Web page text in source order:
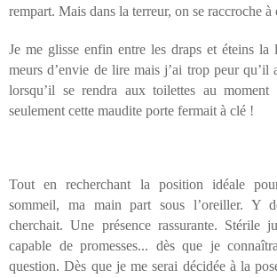
rempart. Mais dans la terreur, on se raccroche à
Je me glisse enfin entre les draps et éteins la
meurs d’envie de lire mais j’ai trop peur qu’il
lorsqu’il se rendra aux toilettes au
seulement cette maudite porte fermait à clé !
Tout en recherchant la position idéale
sommeil, ma main part sous l’oreiller. Y
cherchait. Une présence rassurante. Stérile
capable de promesses... dès que je
question. Dès que je me serai décidée à la